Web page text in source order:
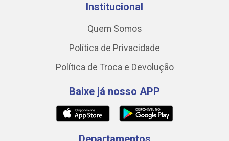
Institucional
Quem Somos
Política de Privacidade
Política de Troca e Devolução
Baixe já nosso APP